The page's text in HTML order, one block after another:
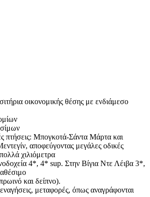
οικονομικής θέσης με ενδιάμεσο
πτήσεις: Μπογκοτά-Σάντα Μάρτα και
αποφεύγοντας μεγάλες οδικές
χιλιόμετρα
4*, 4* sup. Στην Βίγια Ντε Λέιβα 3*,
και δείπνο).
μεταφορές, όπως αναγράφονται